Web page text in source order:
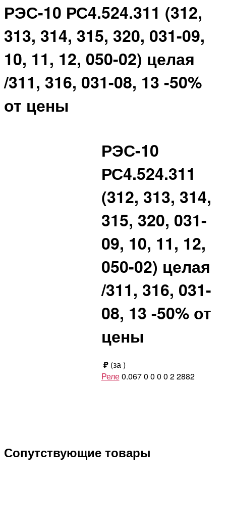
РЭС-10 РС4.524.311 (312,
313, 314, 315, 320, 031-09,
10, 11, 12, 050-02) целая
/311, 316, 031-08, 13 -50%
от цены
РЭС-10
РС4.524.311
(312, 313, 314,
315, 320, 031-
09, 10, 11, 12,
050-02) целая
/311, 316, 031-
08, 13 -50% от
цены
₽ (за)
Реле0.0670 0 0 0 22882
Сопутствующие товары